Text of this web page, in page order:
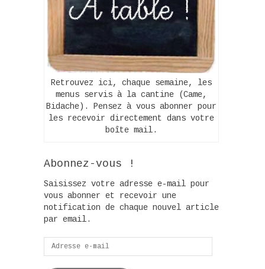
Retrouvez ici, chaque semaine, les
menus servis à la cantine (Came,
Bidache). Pensez à vous abonner pour
les recevoir directement dans votre
boîte mail.
Abonnez-vous !
Saisissez votre adresse e-mail pour
vous abonner et recevoir une
notification de chaque nouvel article
par email.
Adresse
e-
mail